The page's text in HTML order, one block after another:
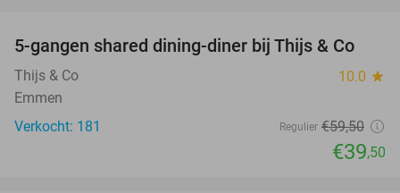
34%
5-gangen shared dining-diner bij Thijs & Co
Thijs & Co 10.0 star
Emmen
Verkocht: 181
Regulier €59,50
€39,50